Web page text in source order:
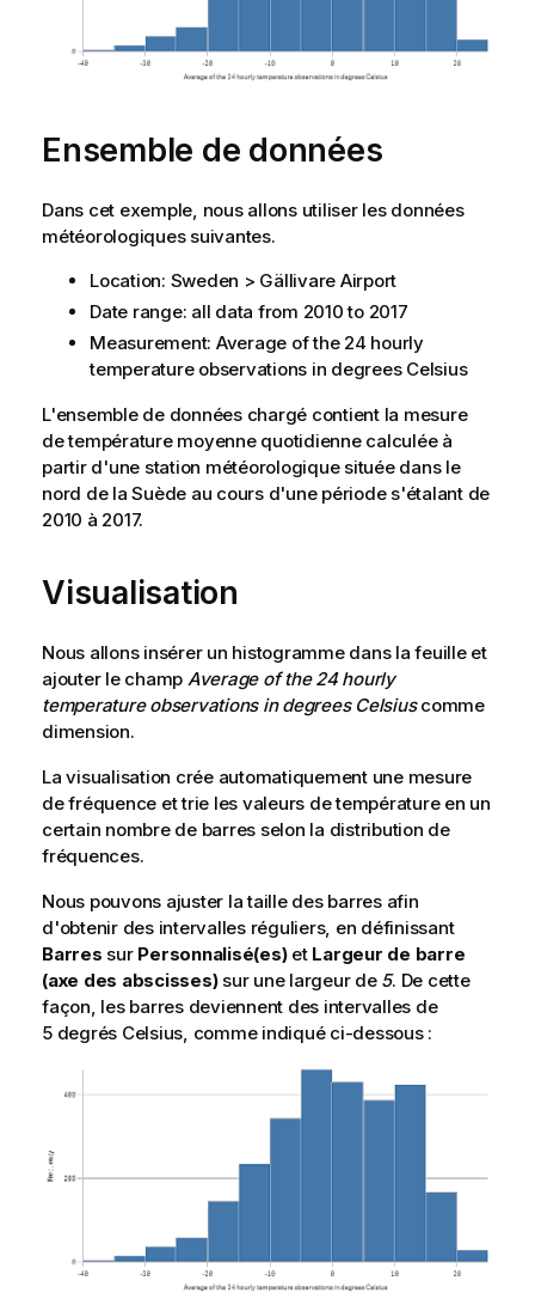
Ensemble de données
Dans cet exemple, nous allons utiliser les données
météorologiques suivantes.
Location: Sweden > Gällivare Airport
Date range: all data from 2010 to 2017
Measurement: Average of the 24 hourly
temperature observations in degrees Celsius
L'ensemble de données chargé contient la mesure
de température moyenne quotidienne calculée à
partir d'une station météorologique située dans le
nord de la Suède au cours d'une période s'étalant de
2010 à 2017.
Visualisation
Nous allons insérer un histogramme dans la feuille et
ajouter le champ Average of the 24 hourly
temperature observations in degrees Celsiuscomme
dimension.
La visualisation crée automatiquement une mesure
de fréquence et trie les valeurs de température en un
certain nombre de barres selon la distribution de
fréquences.
Nous pouvons ajuster la taille des barres afin
d'obtenir des intervalles réguliers, en définissant
Barres sur Personnalisé(es)et Largeur de barre
(axe des abscisses)sur une largeur de 5. De cette
façon, les barres deviennent des intervalles de
5 degrés Celsius, comme indiqué ci-dessous :